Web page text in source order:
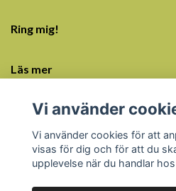
Ring mig!
Läs mer
Sociala medier
Vi använder
Vi använder cookies för att
visas för dig och för att du
upplevelse när du handlar